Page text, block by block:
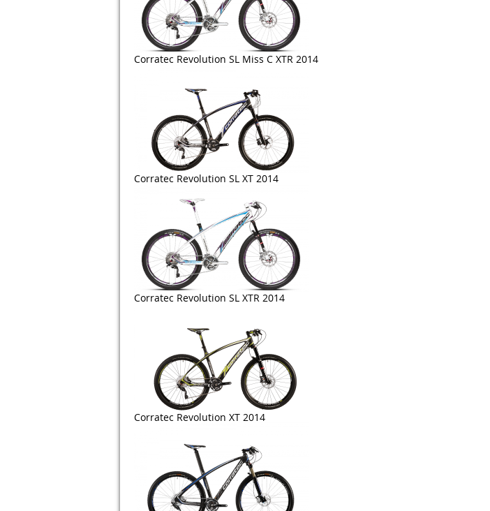
Corratec Revolution SL Miss C XTR 2014
Corratec Revolution SL XT 2014
Corratec Revolution SL XTR 2014
Corratec Revolution XT 2014